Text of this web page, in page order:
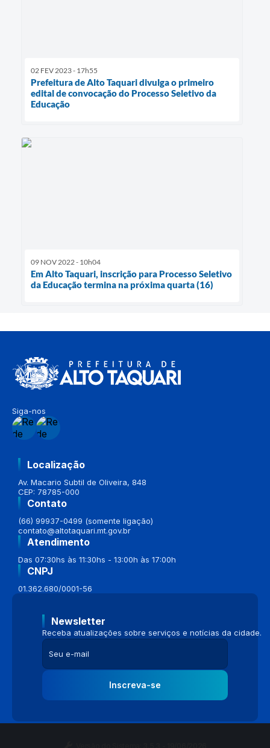
02 FEV 2023 - 17h55
Prefeitura de Alto Taquari divulga o primeiro
edital de convocação do Processo Seletivo da
Educação
09 NOV 2022 - 10h04
Em Alto Taquari, inscrição para Processo Seletivo
da Educação termina na próxima quarta (16)
Siga-nos
Localização
Av. Macario Subtil de Oliveira, 848
CEP: 78785-000
Contato
(66) 99937-0499 (somente ligação)
contato@altotaquari.mt.gov.br
Atendimento
Das 07:30hs às 11:30hs - 13:00h às 17:00h
CNPJ
01.362.680/0001-56
Newsletter
Receba atualizações sobre serviços e notícias da cidade.
Inscreva-se